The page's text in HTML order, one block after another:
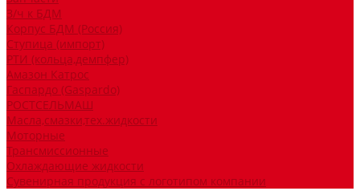
З/ч к БДМ
Корпус БДМ (Россия)
Ступица (импорт)
РТИ (кольца,демпфер)
Амазон Катрос
Гаспардо (Gaspardo)
РОСТСЕЛЬМАШ
Масла,смазки,тех.жидкости
Моторные
Трансмиссионные
Охлаждающие жидкости
Сувенирная продукция с логотипом компании